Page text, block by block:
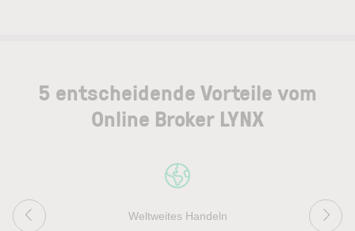
5 entscheidende Vorteile vom
Online Broker LYNX
Weltweites Handeln